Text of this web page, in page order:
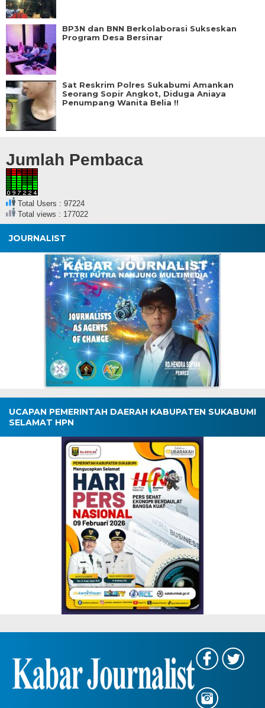
BP3N dan BNN Berkolaborasi Sukseskan
Program Desa Bersinar
Sat Reskrim Polres Sukabumi Amankan
Seorang Sopir Angkot, Diduga Aniaya
Penumpang Wanita Belia !!
Jumlah Pembaca
Total Users : 97224
Total views : 177022
JOURNALIST
UCAPAN PEMERINTAH DAERAH KABUPATEN SUKABUMI
SELAMAT HPN